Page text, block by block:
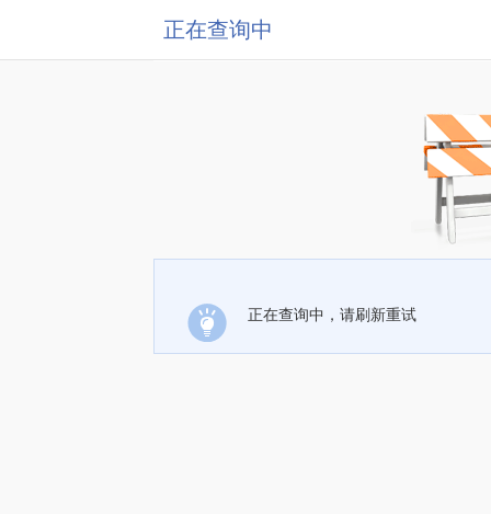
正在查询中
正在查询中，请刷新重试